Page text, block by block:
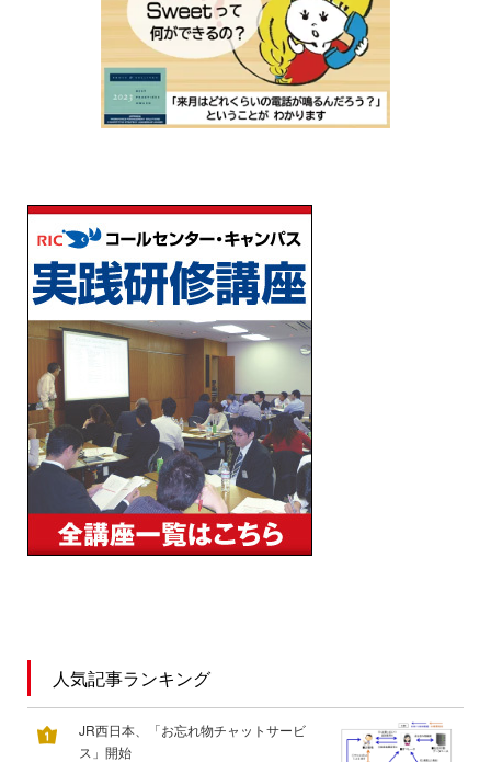
人気記事ランキング
JR西日本、「お忘れ物チャットサービ
ス」開始